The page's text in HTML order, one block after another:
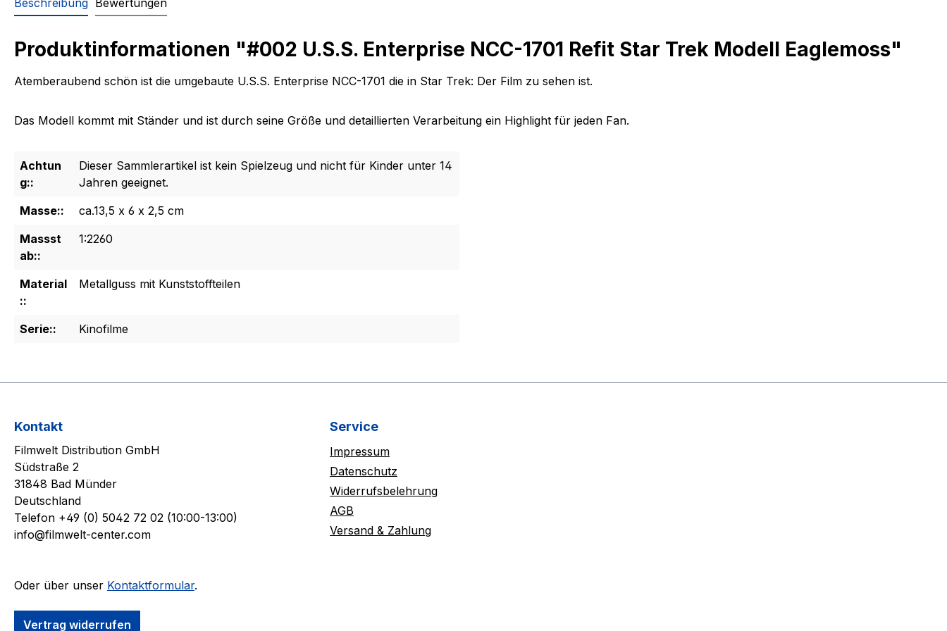
Beschreibung Bewertungen
Produktinformationen "#002 U.S.S. Enterprise NCC-1701 Refit Star Trek Modell Eaglemoss"
Atemberaubend schön ist die umgebaute U.S.S. Enterprise NCC-1701 die in Star Trek: Der Film zu sehen ist.
Das Modell kommt mit Ständer und ist durch seine Größe und detaillierten Verarbeitung ein Highlight für jeden Fan.
Achtun
g::
Dieser Sammlerartikel ist kein Spielzeug und nicht für Kinder unter 14
Jahren geeignet.
Masse::
ca.13,5 x 6 x 2,5 cm
Massst
ab::
1:2260
Material
::
Metallguss mit Kunststoffteilen
Serie:: Kinofilme
Kontakt
Filmwelt Distribution GmbH
Südstraße 2
31848 Bad Münder
Deutschland
Telefon +49 (0) 5042 72 02 (10:00-13:00)
info@filmwelt-center.com
Oder über unser Kontaktformular.
Vertrag widerrufen
Service
Impressum
Datenschutz
Widerrufsbelehrung
AGB
Versand & Zahlung